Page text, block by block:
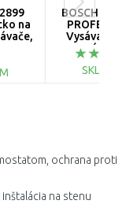
na
BOSCH GAS
Vysávač
zásuvka,
oklep,SKLADOM
ochrana proti
na stenu